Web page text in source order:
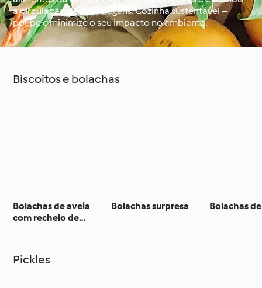
À volta do mundo com
o Cookidoo®
Aprenda com o
Cookidoo®
a circulação de embalagens. Cozinha sustentável –
poupe e minimize o seu impacto no ambiente.
Biscoitos e bolachas
Bolachas de aveia
com recheio de
Bolachas surpresa Bolachas
Pickles